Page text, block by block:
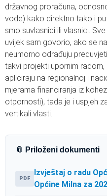
državnog proračuna,
vode) kako direktno tako i
smo suvlasnici ili vlasnici.
uvijek sam govorio, ako se
neumorno odrađuju
takvi projekti upornim
apliciraju na regionalnoj i
mjerama financiranja iz
otpornosti), tada je i uspjeh
vertikali vlasti.
📎 Priloženi dokumenti
PDF
Izvještaj o radu
Općine Milna za